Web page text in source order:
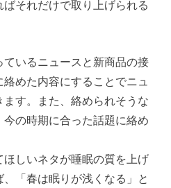
それだけで取り上げられる
いるニュースと新商品の接
めた内容にすることでニュ
す。また、絡められそうな
の時期に合った話題に絡め
しいネタが睡眠の質を上げ
「春は眠りが浅くなる」と